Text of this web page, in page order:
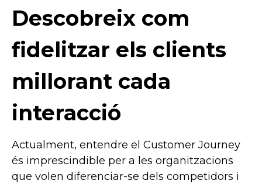
Descobreix com
fidelitzar els clients
millorant cada
interacció
Actualment, entendre el Customer Journey
és imprescindible per a les organitzacions
que volen diferenciar-se dels competidors i